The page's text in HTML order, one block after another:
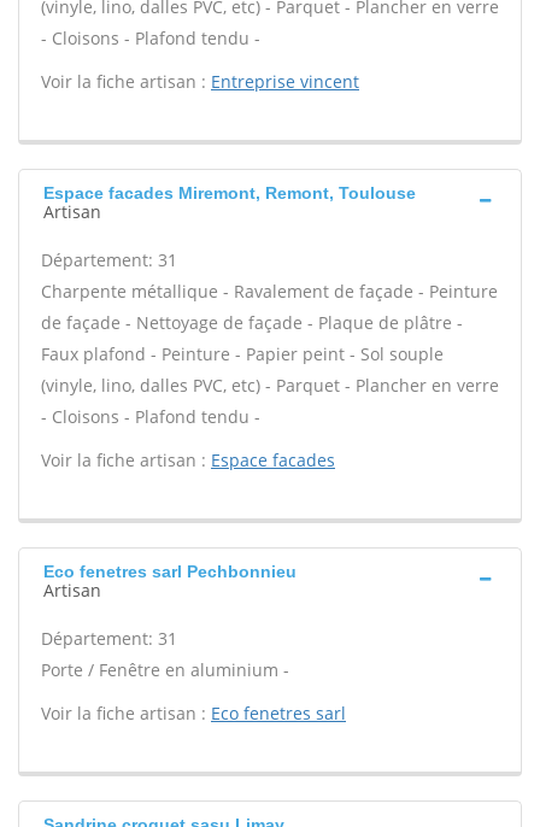
(vinyle, lino, dalles PVC, etc) - Parquet - Plancher en verre
- Cloisons - Plafond tendu -
Voir la fiche artisan : Entreprise vincent
Espace facades Miremont, Remont, Toulouse
Artisan
Département: 31
Charpente métallique - Ravalement de façade - Peinture
de façade - Nettoyage de façade - Plaque de plâtre -
Faux plafond - Peinture - Papier peint - Sol souple
(vinyle, lino, dalles PVC, etc) - Parquet - Plancher en verre
- Cloisons - Plafond tendu -
Voir la fiche artisan : Espace facades
Eco fenetres sarl Pechbonnieu
Artisan
Département: 31
Porte / Fenêtre en aluminium -
Voir la fiche artisan : Eco fenetres sarl